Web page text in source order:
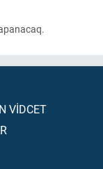
VİDCET